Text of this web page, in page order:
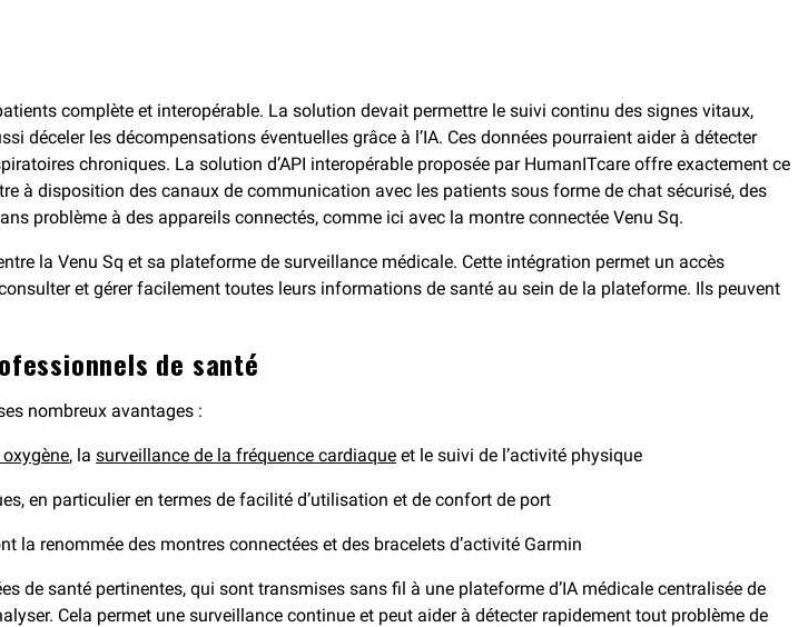
complète et interopérable. La solution devait permettre le suivi continu des signes vitaux,
déceler les décompensations éventuelles grâce à l’IA. Ces données pourraient aider à détecter
chroniques. La solution d’API interopérable proposée par HumanITcare offre exactement ce
à disposition des canaux de communication avec les patients sous forme de chat sécurisé, des
problème à des appareils connectés, comme ici avec la montre connectée Venu Sq.
la Venu Sq et sa plateforme de surveillance médicale. Cette intégration permet un accès
et gérer facilement toutes leurs informations de santé au sein de la plateforme. Ils peuvent
de santé
nombreux avantages :
, la surveillance de la fréquence cardiaque et le suivi de l’activité physique
en particulier en termes de facilité d’utilisation et de confort de port
renommée des montres connectées et des bracelets d’activité Garmin
de santé pertinentes, qui sont transmises sans fil à une plateforme d’IA médicale centralisée de
Cela permet une surveillance continue et peut aider à détecter rapidement tout problème de